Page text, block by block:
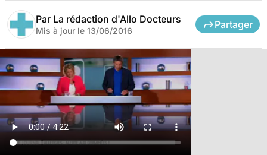
Par La rédaction d'Allo Docteurs
Mis à jour le 13/06/2016
Partager